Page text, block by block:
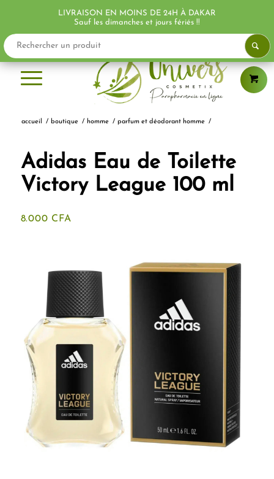
accueil / boutique / homme / parfum et déodorant homme /
Adidas Eau de Toilette
Victory League 100 ml
8.000 CFA
LIVRAISON EN MOINS DE 24H À DAKAR
Sauf les dimanches et jours fériés !!